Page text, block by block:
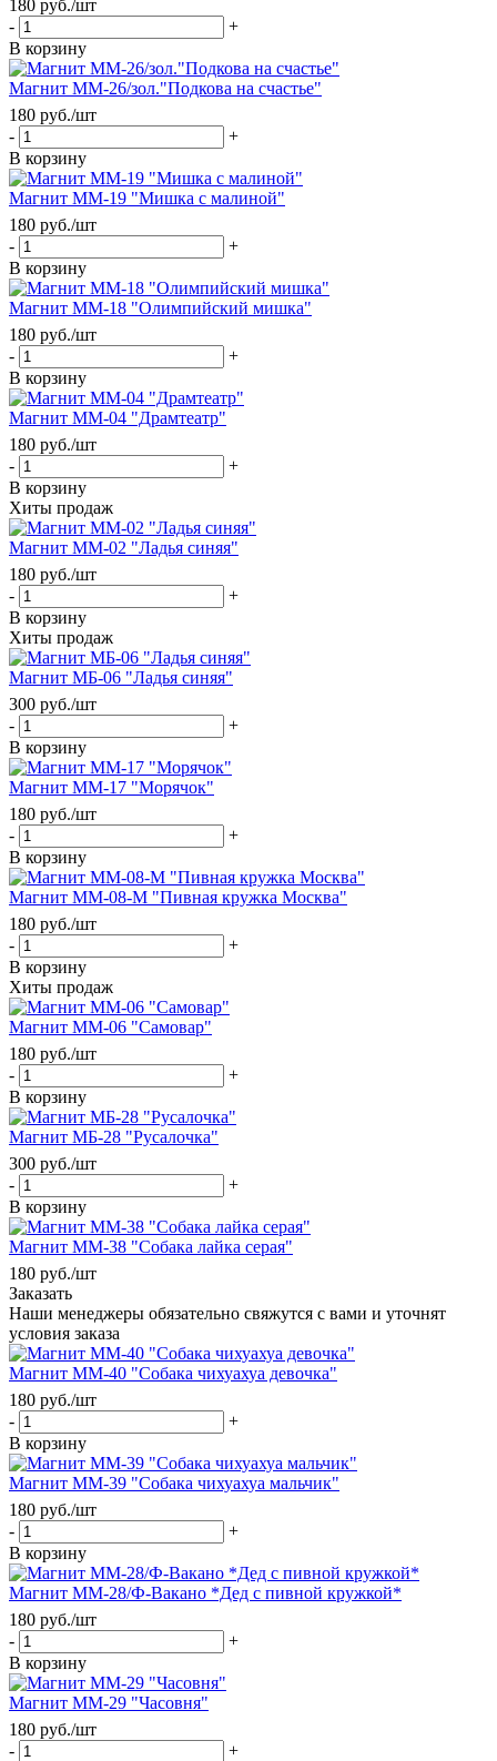
180 руб./шт
-
+
В корзину
Магнит ММ-26/зол."Подкова на счастье"
180 руб./шт
-
+
В корзину
Магнит ММ-19 "Мишка с малиной"
180 руб./шт
-
+
В корзину
Магнит ММ-18 "Олимпийский мишка"
180 руб./шт
-
+
В корзину
Магнит ММ-04 "Драмтеатр"
180 руб./шт
-
+
В корзину
Хиты продаж
Магнит ММ-02 "Ладья синяя"
180 руб./шт
-
+
В корзину
Хиты продаж
Магнит МБ-06 "Ладья синяя"
300 руб./шт
-
+
В корзину
Магнит ММ-17 "Морячок"
180 руб./шт
-
+
В корзину
Магнит ММ-08-М "Пивная кружка Москва"
180 руб./шт
-
+
В корзину
Хиты продаж
Магнит ММ-06 "Самовар"
180 руб./шт
-
+
В корзину
Магнит МБ-28 "Русалочка"
300 руб./шт
-
+
В корзину
Магнит ММ-38 "Собака лайка серая"
180 руб./шт
Заказать
Наши менеджеры обязательно свяжутся с вами и уточнят
условия заказа
Магнит ММ-40 "Собака чихуахуа девочка"
180 руб./шт
-
+
В корзину
Магнит ММ-39 "Собака чихуахуа мальчик"
180 руб./шт
-
+
В корзину
Магнит ММ-28/Ф-Вакано *Дед с пивной кружкой*
180 руб./шт
-
+
В корзину
Магнит ММ-29 "Часовня"
180 руб./шт
-
+